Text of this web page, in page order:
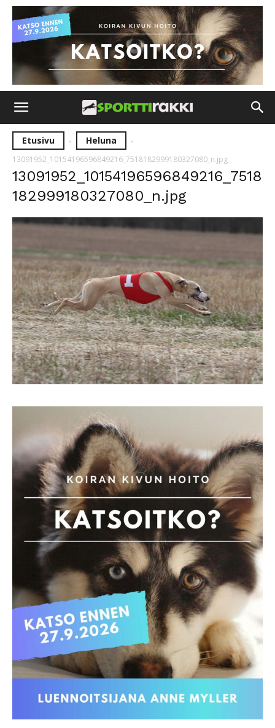
Etusivu Heluna
13091952_10154196596849216_7518182999180327080_n.jpg
13091952_10154196596849216_7518
182999180327080_n.jpg